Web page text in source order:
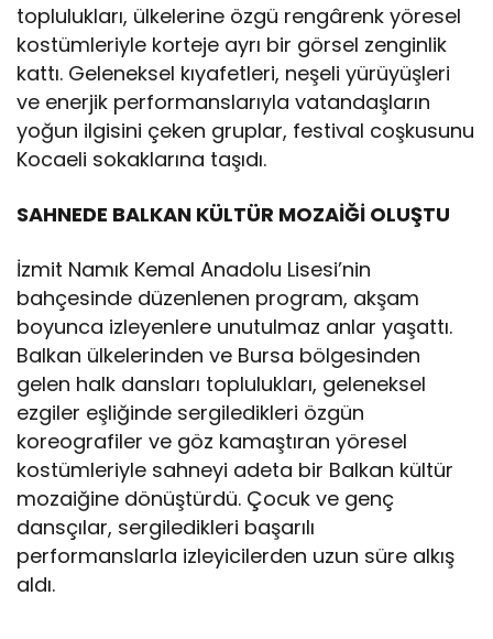
toplulukları, ülkelerine özgü rengârenk yöresel
kostümleriyle korteje ayrı bir görsel zenginlik
kattı. Geleneksel kıyafetleri, neşeli yürüyüşleri
ve enerjik performanslarıyla vatandaşların
yoğun ilgisini çeken gruplar, festival coşkusunu
Kocaeli sokaklarına taşıdı.
SAHNEDE BALKAN KÜLTÜR MOZAİĞİ OLUŞTU
İzmit Namık Kemal Anadolu Lisesi’nin
bahçesinde düzenlenen program, akşam
boyunca izleyenlere unutulmaz anlar yaşattı.
Balkan ülkelerinden ve Bursa bölgesinden
gelen halk dansları toplulukları, geleneksel
ezgiler eşliğinde sergiledikleri özgün
koreografiler ve göz kamaştıran yöresel
kostümleriyle sahneyi adeta bir Balkan kültür
mozaiğine dönüştürdü. Çocuk ve genç
dansçılar, sergiledikleri başarılı
performanslarla izleyicilerden uzun süre alkış
aldı.